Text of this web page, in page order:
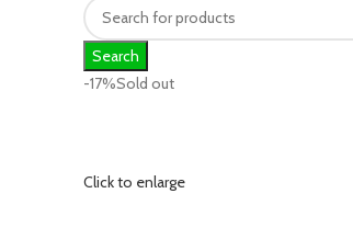
Search
-17%Sold out
Click to enlarge